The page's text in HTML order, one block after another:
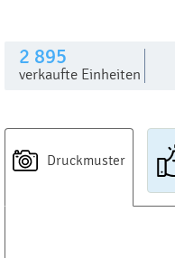
2 895
verkaufte Einheiten
Druckmuster